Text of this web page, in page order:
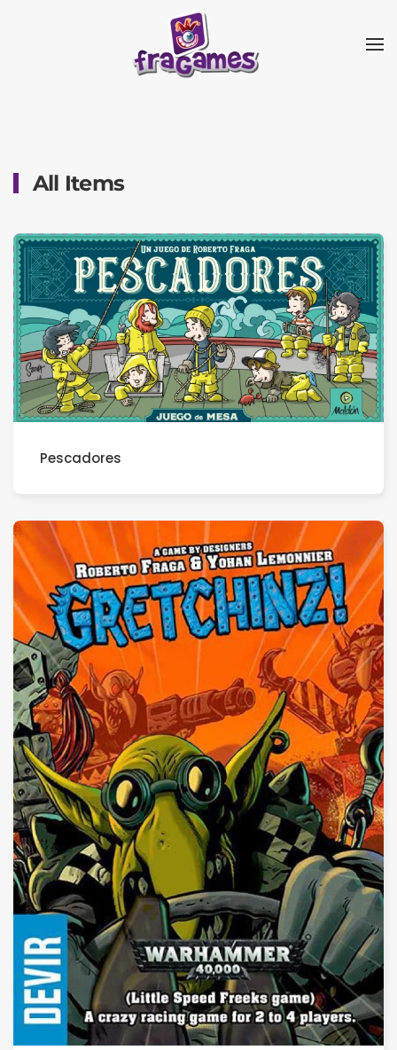
Skip to main content
All Items
Pescadores